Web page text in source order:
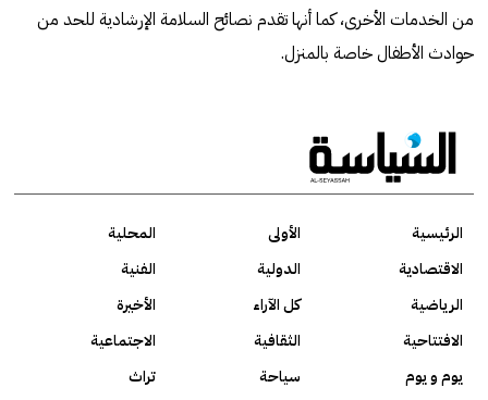
من الخدمات الأخرى، كما أنها تقدم نصائح السلامة الإرشادية للحد من
حوادث الأطفال خاصة بالمنزل.
الرئيسية الأولى
المحلية
الاقتصادية
الدولية
الفنية
الرياضية
كل الآراء
الأخيرة
الافتتاحية
الثقافية
الاجتماعية
يوم و يوم
سياحة تراث